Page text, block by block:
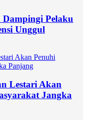
Pelaku
Unggul
Lestari Akan
Jangka